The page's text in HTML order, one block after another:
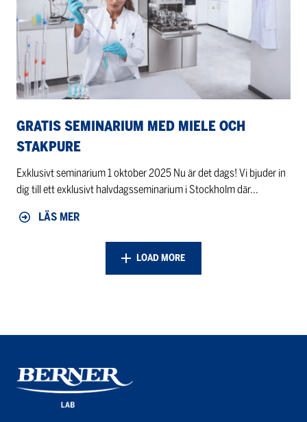
och
Stakpure
GRATIS SEMINARIUM MED MIELE OCH
STAKPURE
Exklusivt seminarium 1 oktober 2025 Nu är det dags! Vi bjuder in
dig till ett exklusivt halvdagsseminarium i Stockholm där...
LÄS MER
LOAD MORE